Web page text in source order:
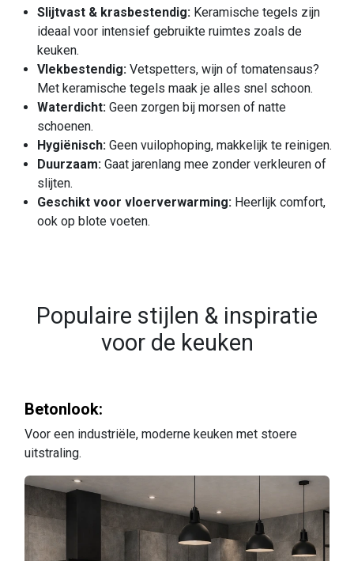
Slijtvast & krasbestendig: Keramische tegels zijn
ideaal voor intensief gebruikte ruimtes zoals de
keuken.
Vlekbestendig: Vetspetters, wijn of tomatensaus?
Met keramische tegels maak je alles snel schoon.
Waterdicht: Geen zorgen bij morsen of natte
schoenen.
Hygiënisch: Geen vuilophoping, makkelijk te reinigen.
Duurzaam: Gaat jarenlang mee zonder verkleuren of
slijten.
Geschikt voor vloerverwarming: Heerlijk comfort,
ook op blote voeten.
Populaire stijlen & inspiratie
voor de keuken
Betonlook:
Voor een industriële, moderne keuken met stoere
uitstraling.